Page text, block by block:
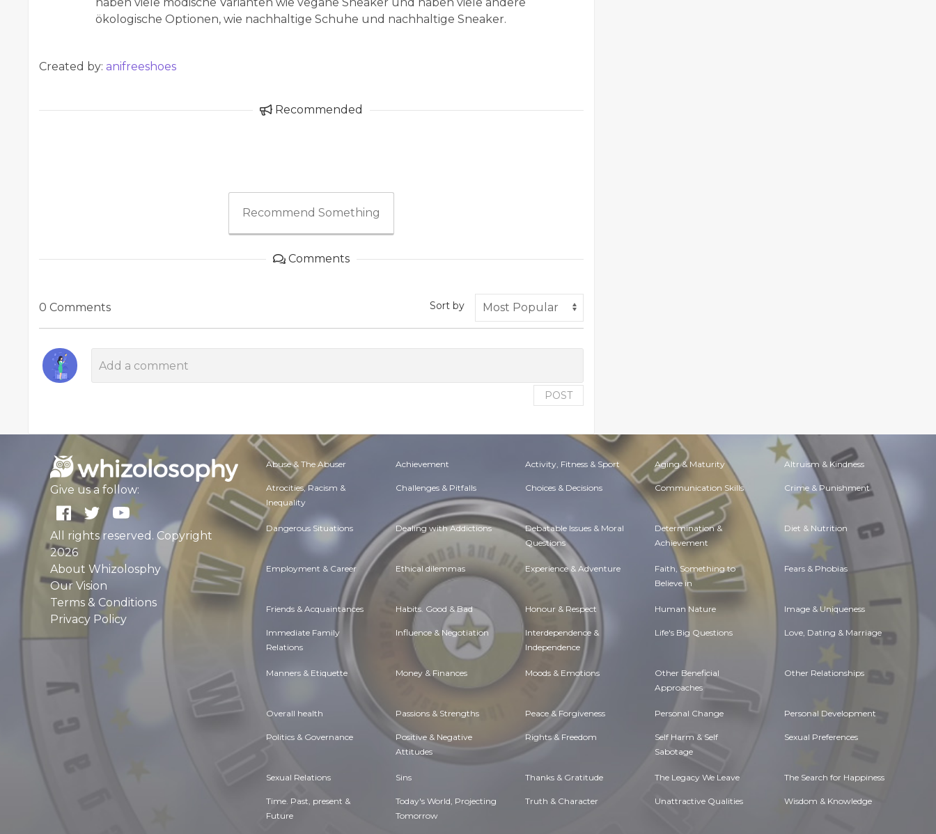
ökologische Optionen, wie nachhaltige Schuhe und nachhaltige Sneaker.
Created by: anifreeshoes
Recommended
Recommend Something
Comments
0 Comments Sort by
POST
Give us a follow:
All rights reserved. Copyright
2026
About Whizolosphy
Our Vision
Terms & Conditions
Privacy Policy
Abuse & The Abuser Achievement Activity, Fitness & Sport Aging & Maturity Altruism & Kindness
Atrocities, Racism &
Inequality
Challenges & Pitfalls Choices & Decisions Communication Skills Crime & Punishment
Dangerous Situations Dealing with Addictions Debatable Issues & Moral
Questions
Determination &
Achievement
Diet & Nutrition
Employment & Career Ethical dilemmas Experience & Adventure Faith, Something to
Believe in
Fears & Phobias
Friends & Acquaintances Habits. Good & Bad Honour & Respect Human Nature Image & Uniqueness
Immediate Family
Relations
Influence & Negotiation Interdependence &
Independence
Life's Big Questions Love, Dating & Marriage
Manners & Etiquette Money & Finances Moods & Emotions Other Beneficial
Approaches
Other Relationships
Overall health Passions & Strengths Peace & Forgiveness Personal Change Personal Development
Politics & Governance Positive & Negative
Attitudes
Rights & Freedom Self Harm & Self
Sabotage
Sexual Preferences
Sexual Relations Sins Thanks & Gratitude The Legacy We Leave The Search for Happiness
Time. Past, present &
Future
Today's World, Projecting
Tomorrow
Truth & Character Unattractive Qualities Wisdom & Knowledge